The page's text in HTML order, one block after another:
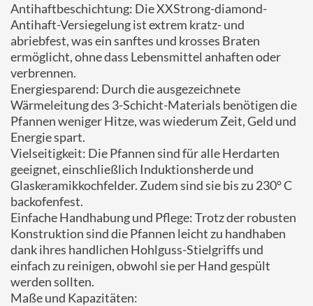
Antihaftbeschichtung: Die XXStrong-diamond-
Antihaft-Versiegelung ist extrem kratz- und
abriebfest, was ein sanftes und krosses Braten
ermöglicht, ohne dass Lebensmittel anhaften oder
verbrennen.
Energiesparend: Durch die ausgezeichnete
Wärmeleitung des 3-Schicht-Materials benötigen die
Pfannen weniger Hitze, was wiederum Zeit, Geld und
Energie spart.
Vielseitigkeit: Die Pfannen sind für alle Herdarten
geeignet, einschließlich Induktionsherde und
Glaskeramikkochfelder. Zudem sind sie bis zu 230° C
backofenfest.
Einfache Handhabung und Pflege: Trotz der robusten
Konstruktion sind die Pfannen leicht zu handhaben
dank ihres handlichen Hohlguss-Stielgriffs und
einfach zu reinigen, obwohl sie per Hand gespült
werden sollten.
Maße und Kapazitäten: